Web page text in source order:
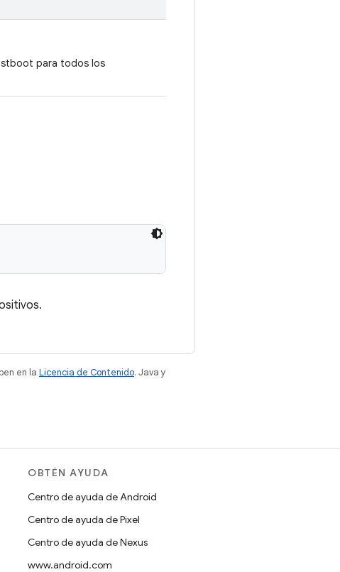
para todos los
en la Licencia de Contenido. Java y
OBTÉN AYUDA
Centro de ayuda de Android
Centro de ayuda de Pixel
Centro de ayuda de Nexus
www.android.com